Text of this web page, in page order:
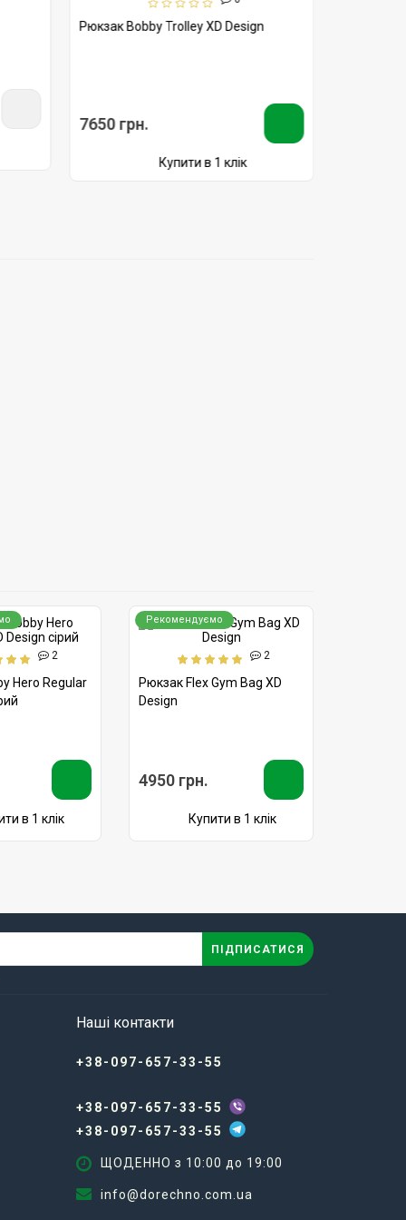
Рюкзак Bobby Trolley XD Design
7650 грн.
Купити в 1 клік
2
Hero Regular
в 1 клік
Рекомендуємо
2
Рюкзак Flex Gym Bag XD
Design
4950 грн.
Купити в 1 клік
ПІДПИСАТИСЯ
Наші контакти
+38-097-657-33-55
+38-097-657-33-55
+38-097-657-33-55
ЩОДЕННО з 10:00 до 19:00
info@dorechno.com.ua